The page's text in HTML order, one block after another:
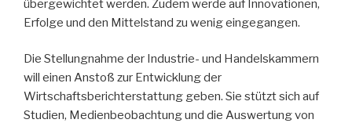
übergewichtet werden. Zudem werde auf Innovationen,
Erfolge und den Mittelstand zu wenig eingegangen.
Die Stellungnahme der Industrie- und Handelskammern
will einen Anstoß zur Entwicklung der
Wirtschaftsbericht­erstattung geben. Sie stützt sich auf
Studien, Medienbeobachtung und die Auswertung von